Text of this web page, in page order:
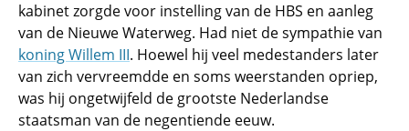
kabinet zorgde voor instelling van de HBS en aanleg
van de Nieuwe Waterweg. Had niet de sympathie van
koning Willem III. Hoewel hij veel medestanders later
van zich vervreemdde en soms weerstanden opriep,
was hij ongetwijfeld de grootste Nederlandse
staatsman van de negentiende eeuw.